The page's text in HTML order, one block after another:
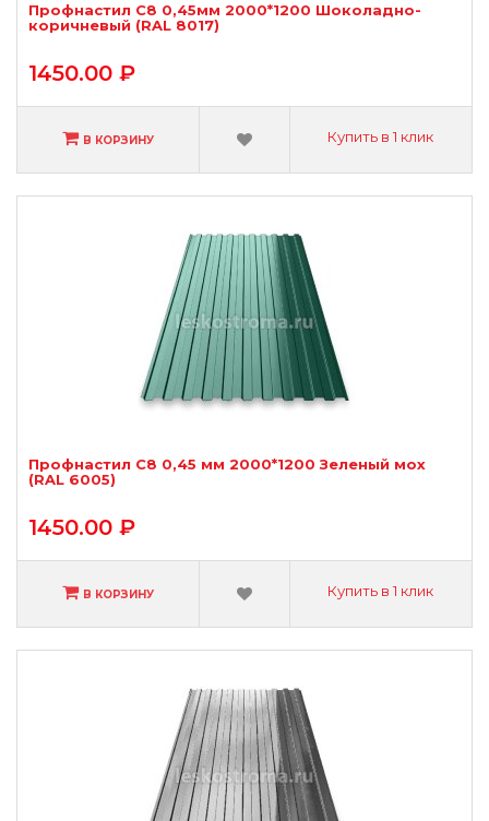
Профнастил С8 0,45мм 2000*1200 Шоколадно-
коричневый (RAL 8017)
1450.00 ₽
В КОРЗИНУ Купить в 1 клик
Профнастил С8 0,45 мм 2000*1200 Зеленый мох
(RAL 6005)
1450.00 ₽
В КОРЗИНУ Купить в 1 клик